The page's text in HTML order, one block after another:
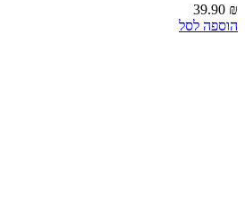
39.90 ₪
הוספה לסל